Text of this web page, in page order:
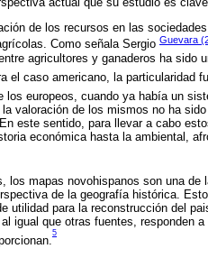
de los recursos en las
Como señala Sergio Guevara
agricultores y ganaderos ha sido
el caso americano, la particularidad
los europeos, cuando ya había un
valoración de los mismos no ha
este sentido, para llevar a cabo
económica hasta la ambiental,
los mapas novohispanos son una
de la geografía histórica.
utilidad para la reconstrucción del
igual que otras fuentes, responden
5